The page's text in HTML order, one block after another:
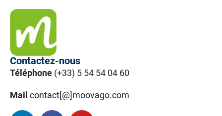
Contactez-nous
Téléphone (+33) 5 54 54 04 60
Mail contact[@]moovago.com